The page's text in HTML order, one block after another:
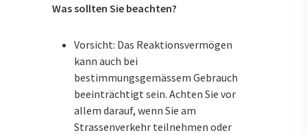
Was sollten Sie beachten?
Vorsicht: Das Reaktionsvermögen
kann auch bei
bestimmungsgemässem Gebrauch
beeinträchtigt sein. Achten Sie vor
allem darauf, wenn Sie am
Strassenverkehr teilnehmen oder